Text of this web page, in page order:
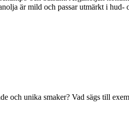
är mild och passar utmärkt i
och unika smaker? Vad sägs till